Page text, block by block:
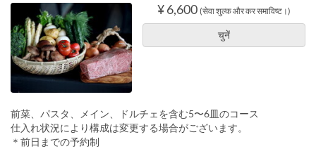
¥ 6,600 (सेवा शुल्क और कर समाविष्ट।)
चुनें
前菜、パスタ、メイン、ドルチェを含む5〜6皿のコース
仕入れ状況により構成は変更する場合がございます。
＊前日までの予約制